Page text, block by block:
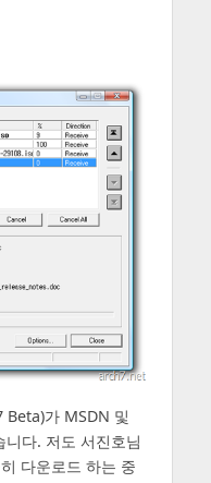
가 MSDN 및
다. 저도 서진호님
다운로드 하는 중